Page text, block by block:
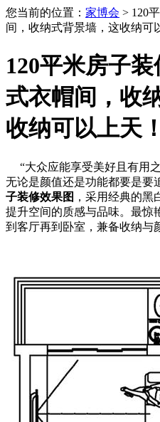
您当前的位置： 家博会 > 120
间，收纳式背景墙，这收纳可
120平米房子
式衣帽间，收
收纳可以上天！
“大众应能享受美好且有用
无论是颜值还是功能都要是要
子装修效果图 ，采用经典的
提升空间的质感与品味。最惊
到客厅再到卧室，兼备收纳与